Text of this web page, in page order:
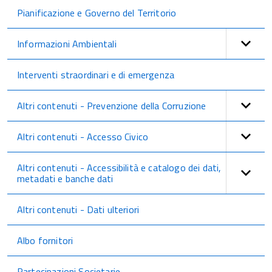
Pianificazione e Governo del Territorio
Informazioni Ambientali
Interventi straordinari e di emergenza
Altri contenuti - Prevenzione della Corruzione
Altri contenuti - Accesso Civico
Altri contenuti - Accessibilità e catalogo dei dati,
metadati e banche dati
Altri contenuti - Dati ulteriori
Albo fornitori